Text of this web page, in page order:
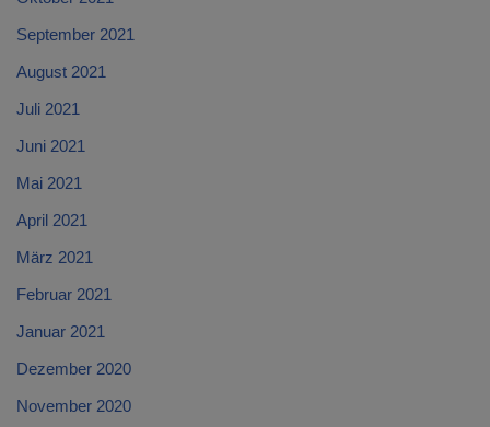
September 2021
August 2021
Juli 2021
Juni 2021
Mai 2021
April 2021
März 2021
Februar 2021
Januar 2021
Dezember 2020
November 2020